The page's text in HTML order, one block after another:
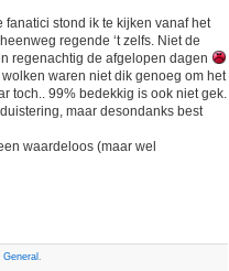
stond ik te kijken vanaf het
regende ‘t zelfs. Niet de
regenachtig de afgelopen dagen
waren niet dik genoeg om het
toch.. 99% bedekkig is ook niet gek.
maar desondanks best
waardeloos (maar wel
General .